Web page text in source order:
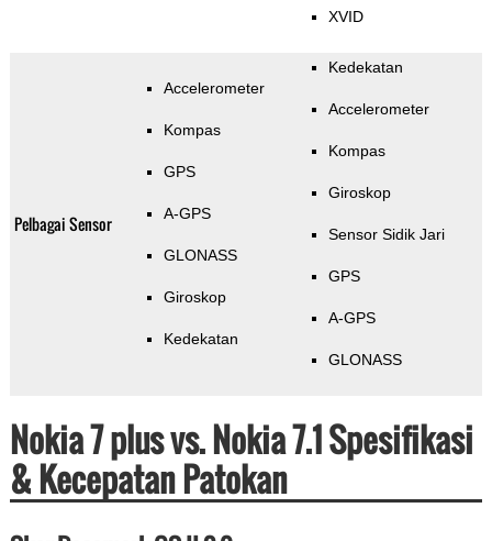
XVID
Pelbagai Sensor
Accelerometer
Kompas
GPS
A-GPS
GLONASS
Giroskop
Kedekatan
Kedekatan
Accelerometer
Kompas
Giroskop
Sensor Sidik Jari
GPS
A-GPS
GLONASS
Nokia 7 plus vs. Nokia 7.1 Spesifikasi
& Kecepatan Patokan